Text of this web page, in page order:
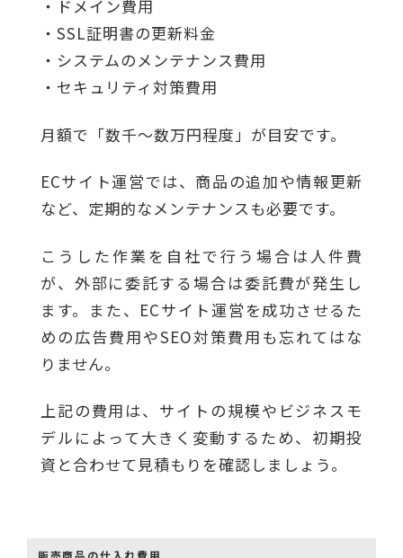
・ドメイン費用
・SSL証明書の更新料金
・システムのメンテナンス費用
・セキュリティ対策費用
月額で「数千〜数万円程度」が目安です。
ECサイト運営では、商品の追加や情報更新
など、定期的なメンテナンスも必要です。
こうした作業を自社で行う場合は人件費
が、外部に委託する場合は委託費が発生し
ます。また、ECサイト運営を成功させるた
めの広告費用やSEO対策費用も忘れてはな
りません。
上記の費用は、サイトの規模やビジネスモ
デルによって大きく変動するため、初期投
資と合わせて見積もりを確認しましょう。